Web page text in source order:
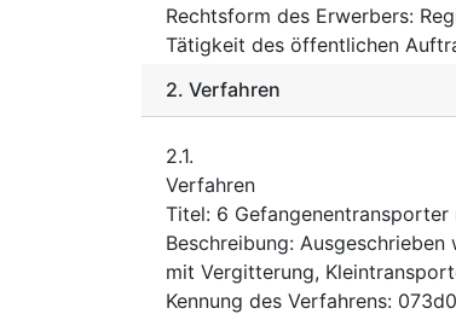
Rechtsform des Erwerbers:
Tätigkeit des öffentlichen
2. Verfahren
2.1.
Verfahren
Titel: 6
Beschreibung:
mit Vergitterung,
Kennung des Verfahrens: